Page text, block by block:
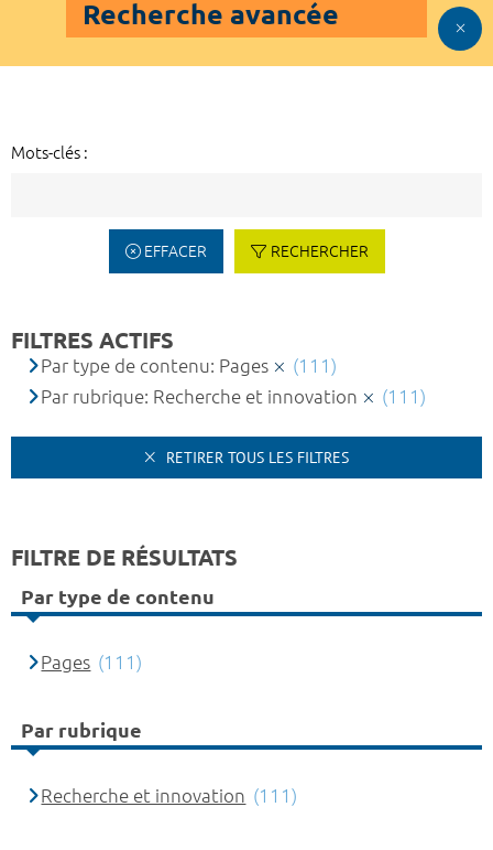
Recherche avancée
Mots-clés :
EFFACER RECHERCHER
FILTRES ACTIFS
Par type de contenu: Pages
(111)
Par rubrique: Recherche et innovation
(111)
RETIRER TOUS LES FILTRES
FILTRE DE RÉSULTATS
Par type de contenu
Pages (111)
Par rubrique
Recherche et innovation (111)